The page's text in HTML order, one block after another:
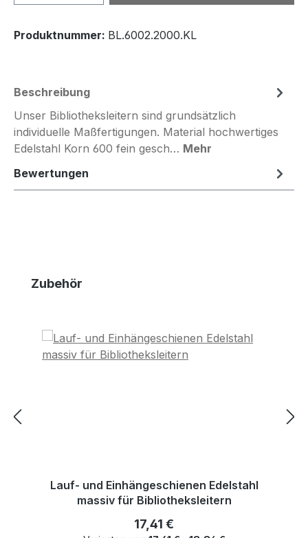
Produktnummer: BL.6002.2000.KL
Beschreibung
Unser Bibliotheksleitern sind grundsätzlich
individuelle Maßfertigungen. Material hochwertiges
Edelstahl Korn 600 fein gesch… Mehr
Bewertungen
Produktgalerie überspringen
Zubehör
Lauf- und Einhängeschienen Edelstahl
massiv für Bibliotheksleitern
Regulärer Preis:
17,41 €